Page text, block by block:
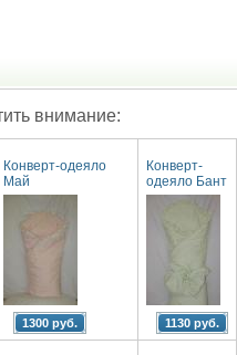
внимание:
Конверт-одеяло
Май
1300 руб.
Конверт-
одеяло Бант
1130 руб.